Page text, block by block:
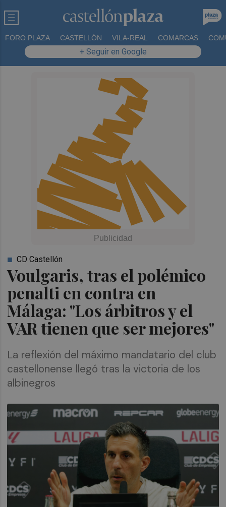
FORO PLAZA CASTELLÓN VILA-REAL COMARCAS
+ Seguir en Google
Voulgaris, tras el polémico
penalti en contra en
Málaga: "Los árbitros y el
VAR tienen que ser mejores"
CD Castellón
La reflexión del máximo mandatario del club
castellonense llegó tras la victoria de los
albinegros